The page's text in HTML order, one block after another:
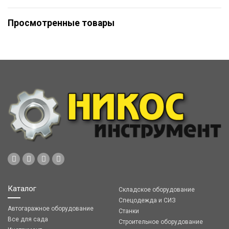
Просмотренные товары
Каталог
Автогаражное оборудование
Все для сада
Складское оборудование
Спецодежда и СИЗ
Станки
Строительное оборудование